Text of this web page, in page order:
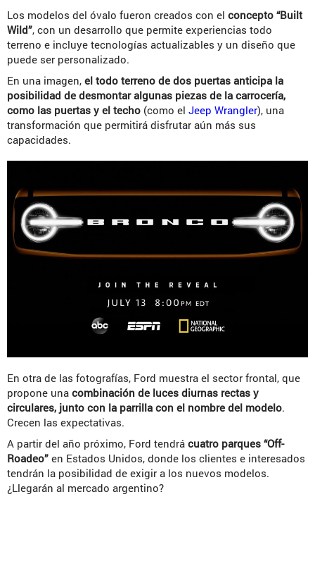
Los modelos del óvalo fueron creados con el concepto “Built
Wild”, con un desarrollo que permite experiencias todo
terreno e incluye tecnologías actualizables y un diseño que
puede ser personalizado.
En una imagen, el todo terreno de dos puertas anticipa la
posibilidad de desmontar algunas piezas de la carrocería,
como las puertas y el techo (como el Jeep Wrangler), una
transformación que permitirá disfrutar aún más sus
capacidades.
En otra de las fotografías, Ford muestra el sector frontal, que
propone una combinación de luces diurnas rectas y
circulares, junto con la parrilla con el nombre del modelo.
Crecen las expectativas.
A partir del año próximo, Ford tendrá cuatro parques “Off-
Roadeo” en Estados Unidos, donde los clientes e interesados
tendrán la posibilidad de exigir a los nuevos modelos.
¿Llegarán al mercado argentino?